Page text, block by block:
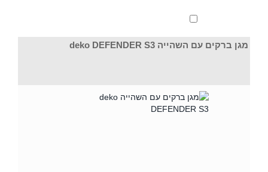
מגן ברקים עם השהייה deko DEFENDER S3